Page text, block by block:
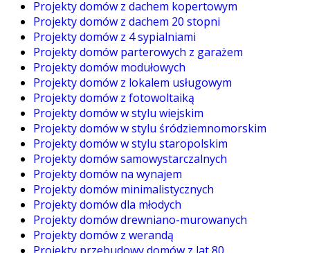
Projekty domów z dachem kopertowym
Projekty domów z dachem 20 stopni
Projekty domów z 4 sypialniami
Projekty domów parterowych z garażem
Projekty domów modułowych
Projekty domów z lokalem usługowym
Projekty domów z fotowoltaiką
Projekty domów w stylu wiejskim
Projekty domów w stylu śródziemnomorskim
Projekty domów w stylu staropolskim
Projekty domów samowystarczalnych
Projekty domów na wynajem
Projekty domów minimalistycznych
Projekty domów dla młodych
Projekty domów drewniano-murowanych
Projekty domów z werandą